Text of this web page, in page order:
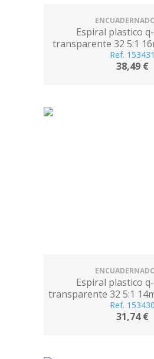
Espiral plastico
transparente 32 5:1
de 100
Ref. 153431
38,49 €
Espiral plastico
transparente 32 5:1
de 100
Ref. 153430
31,74 €